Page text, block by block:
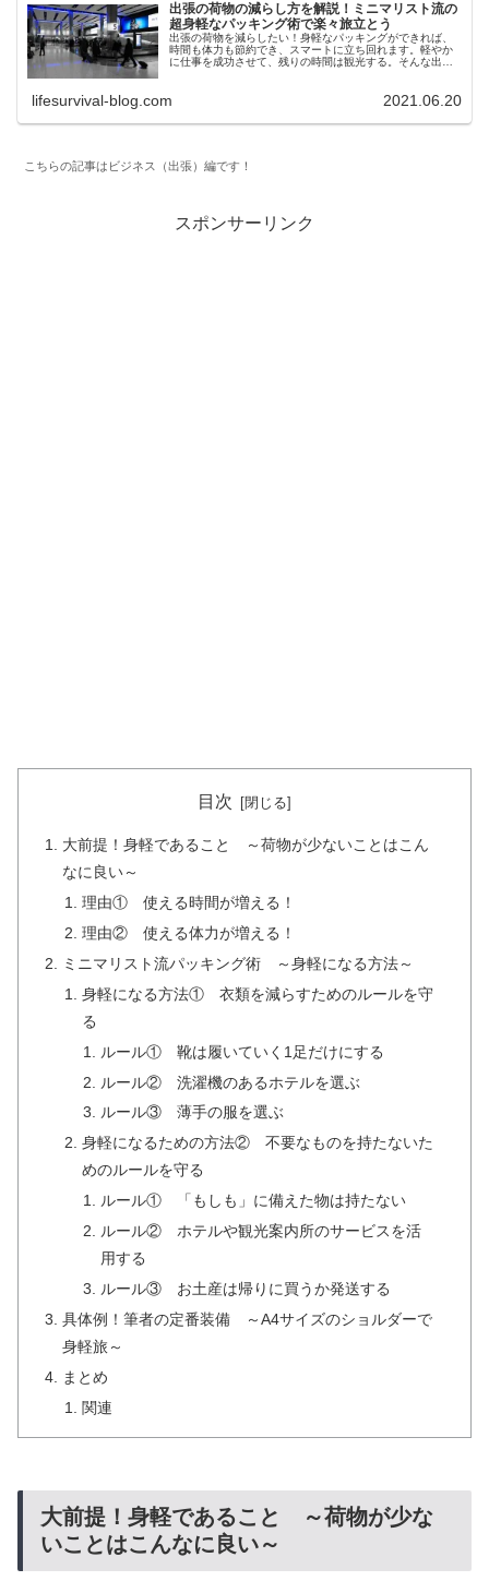
出張の荷物の減らし方を解説！ミニマリスト流の
超身軽なパッキング術で楽々旅立とう
出張の荷物を減らしたい！身軽なパッキングができれば、
時間も体力も節約でき、スマートに立ち回れます。軽やか
に仕事を成功させて、残りの時間は観光する。そんな出張
そう！
lifesurvival-blog.com 2021.06.20
こちらの記事はビジネス（出張）編です！
スポンサーリンク
目次
大前提！身軽であること ～荷物が少ないことはこん
なに良い～
理由① 使える時間が増える！
理由② 使える体力が増える！
ミニマリスト流パッキング術 ～身軽になる方法～
身軽になる方法① 衣類を減らすためのルールを守
る
ルール① 靴は履いていく1足だけにする
ルール② 洗濯機のあるホテルを選ぶ
ルール③ 薄手の服を選ぶ
身軽になるための方法② 不要なものを持たないた
めのルールを守る
ルール① 「もしも」に備えた物は持たない
ルール② ホテルや観光案内所のサービスを活
用する
ルール③ お土産は帰りに買うか発送する
具体例！筆者の定番装備 ～A4サイズのショルダーで
身軽旅～
まとめ
関連
大前提！身軽であること ～荷物が少な
いことはこんなに良い～